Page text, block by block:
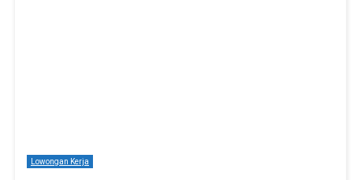
Lowongan Kerja